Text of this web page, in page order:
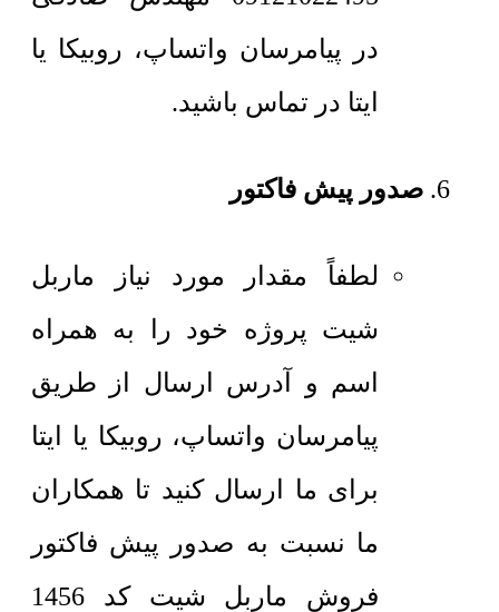
در پیامرسان واتساپ، روبیکا یا
ایتا در تماس باشید.
صدور پیش فاکتور
لطفاً مقدار مورد نیاز ماربل
شیت پروژه خود را به همراه
اسم و آدرس ارسال از طریق
پیامرسان واتساپ، روبیکا یا ایتا
برای ما ارسال کنید تا همکاران
ما نسبت به صدور پیش فاکتور
فروش ماربل شیت کد 1456